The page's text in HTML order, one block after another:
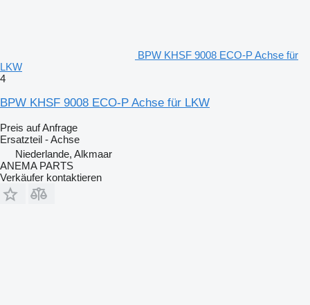
BPW KHSF 9008 ECO-P Achse für
LKW
4
BPW KHSF 9008 ECO-P Achse für LKW
Preis auf Anfrage
Ersatzteil - Achse
Niederlande, Alkmaar
ANEMA PARTS
Verkäufer kontaktieren